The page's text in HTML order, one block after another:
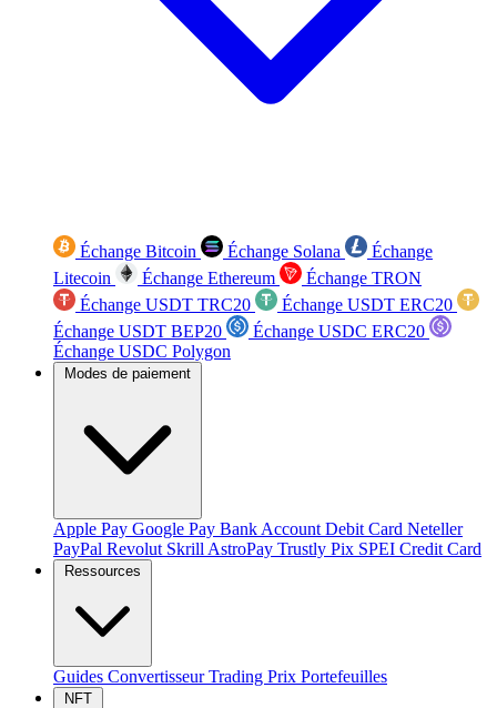
Échange Bitcoin Échange Solana
Échange
Litecoin
Échange Ethereum
Échange TRON
Échange USDT TRC20
Échange USDT ERC20
Échange USDT BEP20
Échange USDC ERC20
Échange USDC Polygon
Modes de paiement
Apple Pay Google Pay Bank Account Debit Card Neteller
PayPal Revolut Skrill AstroPay Trustly Pix SPEI Credit Card
Ressources
Guides ConvertisseurTrading Prix Portefeuilles
NFT